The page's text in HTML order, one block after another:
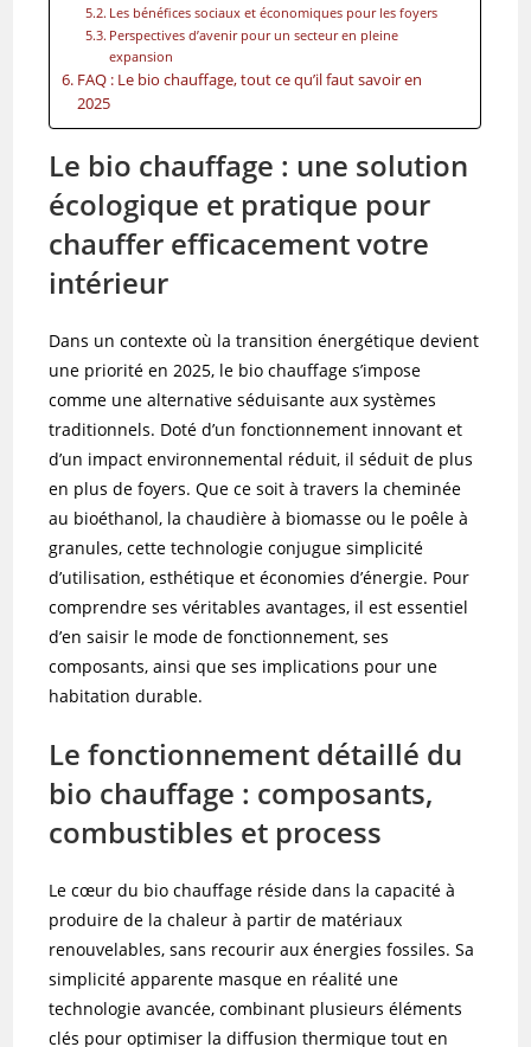
Les bénéfices sociaux et économiques pour les foyers
Perspectives d’avenir pour un secteur en pleine
expansion
FAQ : Le bio chauffage, tout ce qu’il faut savoir en
2025
Le bio chauffage : une solution
écologique et pratique pour
chauffer efficacement votre
intérieur
Dans un contexte où la transition énergétique devient
une priorité en 2025, le bio chauffage s’impose
comme une alternative séduisante aux systèmes
traditionnels. Doté d’un fonctionnement innovant et
d’un impact environnemental réduit, il séduit de plus
en plus de foyers. Que ce soit à travers la cheminée
au bioéthanol, la chaudière à biomasse ou le poêle à
granules, cette technologie conjugue simplicité
d’utilisation, esthétique et économies d’énergie. Pour
comprendre ses véritables avantages, il est essentiel
d’en saisir le mode de fonctionnement, ses
composants, ainsi que ses implications pour une
habitation durable.
Le fonctionnement détaillé du
bio chauffage : composants,
combustibles et process
Le cœur du bio chauffage réside dans la capacité à
produire de la chaleur à partir de matériaux
renouvelables, sans recourir aux énergies fossiles. Sa
simplicité apparente masque en réalité une
technologie avancée, combinant plusieurs éléments
clés pour optimiser la diffusion thermique tout en